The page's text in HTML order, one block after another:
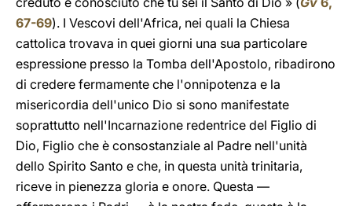
67-69). I Vescovi dell'Africa, nei quali la Chiesa
cattolica trovava in quei giorni una sua particolare
espressione presso la Tomba dell'Apostolo, ribadirono
di credere fermamente che l'onnipotenza e la
misericordia dell'unico Dio si sono manifestate
soprattutto nell'Incarnazione redentrice del Figlio di
Dio, Figlio che è consostanziale al Padre nell'unità
dello Spirito Santo e che, in questa unità trinitaria,
riceve in pienezza gloria e onore. Questa —